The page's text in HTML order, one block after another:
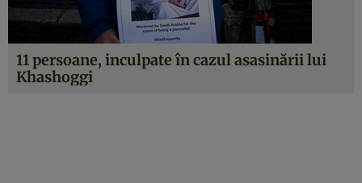
11 persoane, inculpate în cazul asasinării lui
Khashoggi